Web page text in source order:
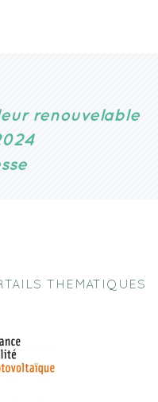
renouvelable
THEMATIQUES